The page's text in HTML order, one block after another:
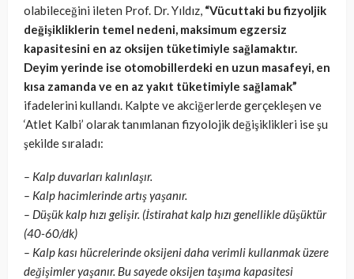
olabileceğini ileten Prof. Dr. Yıldız, “Vücuttaki bu fizyoljik
değişikliklerin temel nedeni, maksimum egzersiz
kapasitesini en az oksijen tüketimiyle sağlamaktır.
Deyim yerinde ise otomobillerdeki en uzun masafeyi, en
kısa zamanda ve en az yakıt tüketimiyle sağlamak”
ifadelerini kullandı. Kalpte ve akciğerlerde gerçekleşen ve
‘Atlet Kalbi’ olarak tanımlanan fizyolojik değişiklikleri ise şu
şekilde sıraladı:
– Kalp duvarları kalınlaşır.
– Kalp hacimlerinde artış yaşanır.
– Düşük kalp hızı gelişir. (İstirahat kalp hızı genellikle düşüktür
(40-60/dk)
– Kalp kası hücrelerinde oksijeni daha verimli kullanmak üzere
değişimler yaşanır. Bu sayede oksijen taşıma kapasitesi